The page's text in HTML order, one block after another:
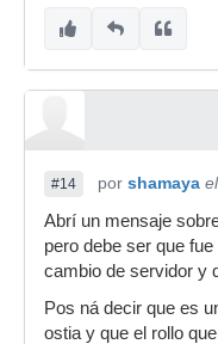
#14 por shamaya
Abrí un mensaje
pero debe ser que
cambio de servidor y
Pos ná decir que es
ostia y que el rollo